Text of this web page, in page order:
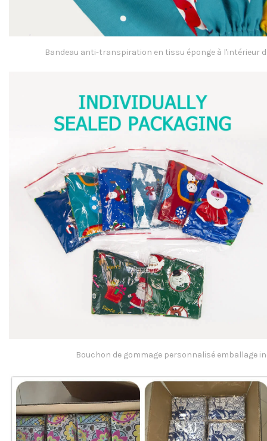
Bandeau anti-transpiration en tissu éponge à l'intérieur
Bouchon de gommage personnalisé emballage